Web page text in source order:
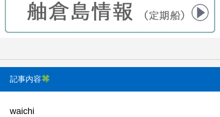
記事内容
waichi